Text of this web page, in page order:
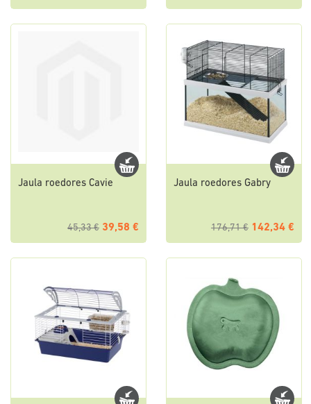
Jaula roedores Cavie
45,33 € 39,58 €
Jaula roedores Gabry
176,71 € 142,34 €